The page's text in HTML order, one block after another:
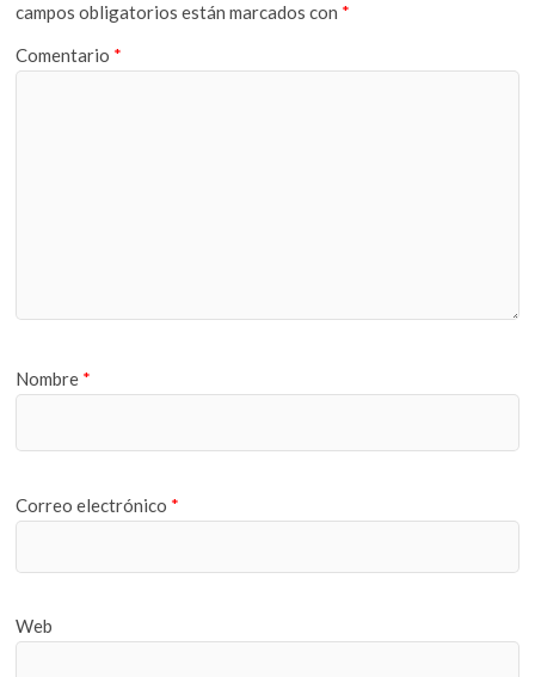
campos obligatorios están marcados con *
Comentario *
Nombre *
Correo electrónico *
Web